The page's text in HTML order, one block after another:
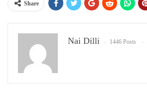
Share
Nai Dilli 1446 Posts